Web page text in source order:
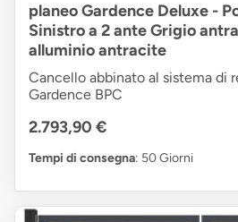
planeo Gardence Deluxe -
Sinistro a 2 ante Grigio
alluminio antracite
Cancello abbinato al sistema di
Gardence BPC
2.793,90 €
Tempi di consegna: 50 Giorni